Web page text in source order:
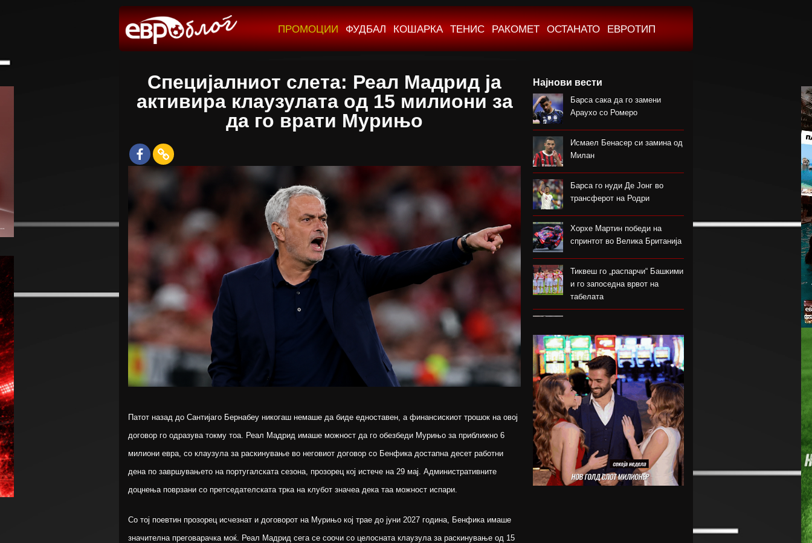
ПРОМОЦИИ ФУДБАЛ КОШАРКА ТЕНИС РАКОМЕТ ОСТАНАТО ЕВРОТИП
Специјалниот слета: Реал Мадрид ја
активира клаузулата од 15 милиони за
да го врати Мурињо
Патот назад до Сантијаго Бернабеу никогаш немаше да биде едноставен, а финансискиот трошок на овој
договор го одразува токму тоа. Реал Мадрид имаше можност да го обезбеди Мурињо за приближно 6
милиони евра, со клаузула за раскинување во неговиот договор со Бенфика достапна десет работни
дена по завршувањето на португалската сезона, прозорец кој истече на 29 мај. Административните
доцнења поврзани со претседателската трка на клубот значеа дека таа можност испари.
Со тој поевтин прозорец исчезнат и договорот на Мурињо кој трае до јуни 2027 година, Бенфика имаше
значителна преговарачка моќ. Реал Мадрид сега се соочи со целосната клаузула за раскинување од 15
Најнови вести
Барса сака да го замени
Араухо со Ромеро
Исмаел Бенасер си замина од
Милан
Барса го нуди Де Јонг во
трансферот на Родри
Хорхе Мартин победи на
спринтот во Велика Британија
Тиквеш го „распарчи“ Башкими
и го запоседна врвот на
табелата
Арсими во првиот домашен
меч во сезоната
Катерина Ацевска светска
вицешампионка во џиу-џицу
Дарко Чурлинов го впиша
првенецот за Погон Шчечин
Фенер ќе го предизвика
Монако за потписот на Лукаку